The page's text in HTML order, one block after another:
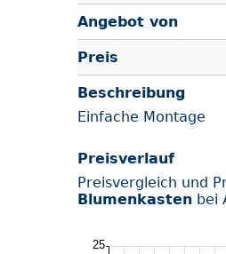
Angebot von
Preis
Beschreibung
Einfache Montage
Preisverlauf
Preisvergleich und
Blumenkasten bei